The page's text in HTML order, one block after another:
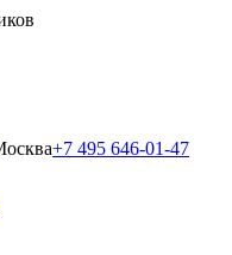
+7 495 646-01-47